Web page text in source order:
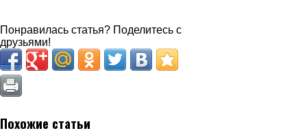
Понравилась статья? Поделитесь с
друзьями!
Похожие статьи